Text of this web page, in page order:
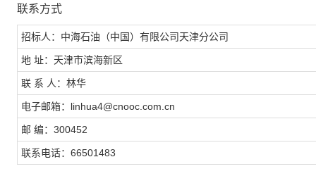
联系方式
招标人：中海石油（中国）有限公司天津分公司
地 址：天津市滨海新区
联 系 人：林华
电子邮箱：linhua4@cnooc.com.cn
邮 编：300452
联系电话：66501483